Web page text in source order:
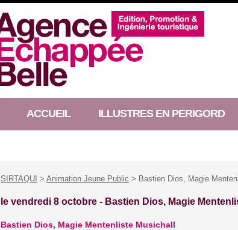
ACCUEIL ILLUSTRES EN PERIGORD
SIRTAQUI > Animation Jeune Public > Bastien Dios, Magie
le vendredi 8 octobre - Bastien Dios, Magie
Bastien Dios, Magie Mentenliste Musichall